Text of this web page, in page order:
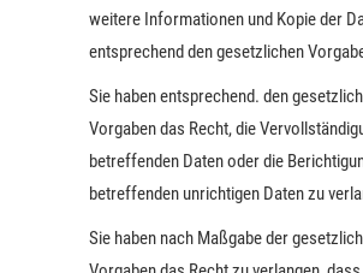
weitere Informationen und Kopie der
entsprechend den gesetzlichen
Sie haben entsprechend. den
Vorgaben das Recht, die
betreffenden Daten oder die
betreffenden unrichtigen Daten zu
Sie haben nach Maßgabe der